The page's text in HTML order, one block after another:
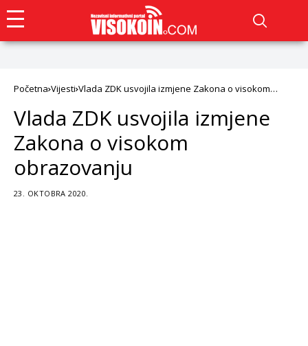
Početna Vijesti Vlada ZDK usvojila izmjene Zakona o visokom
Vlada ZDK usvojila izmjene
Zakona o visokom
obrazovanju
23. OKTOBRA 2020.